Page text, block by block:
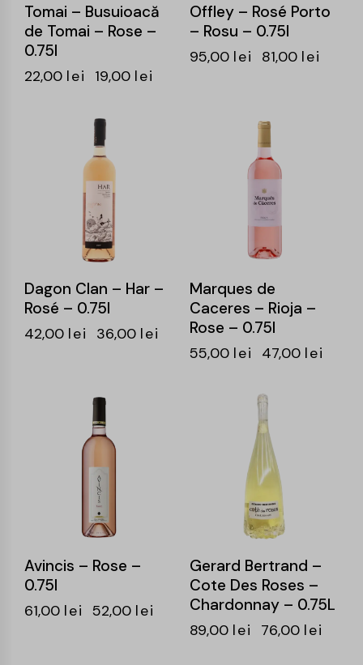
Tomai – Busuioacă
de Tomai – Rose –
0.75l
22,00 lei 19,00 lei
Offley – Rosé Porto
– Rosu – 0.75l
95,00 lei 81,00 lei
Dagon Clan – Har –
Rosé – 0.75l
42,00 lei 36,00 lei
Marques de
Caceres – Rioja –
Rose – 0.75l
55,00 lei 47,00 lei
Avincis – Rose –
0.75l
61,00 lei 52,00 lei
Gerard Bertrand –
Cote Des Roses –
Chardonnay – 0.75L
89,00 lei 76,00 lei